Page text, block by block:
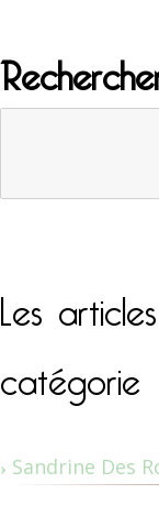
Les
catégorie
Sandrine Des